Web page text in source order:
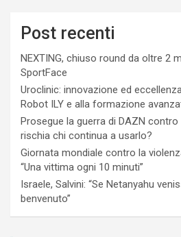
Post recenti
NEXTING, chiuso round da oltre 2
SportFace
Uroclinic: innovazione ed
Robot ILY e alla formazione
Prosegue la guerra di DAZN
rischia chi continua a usarlo?
Giornata mondiale contro la
“Una vittima ogni 10 minuti”
Israele, Salvini: “Se Netanyahu
benvenuto”